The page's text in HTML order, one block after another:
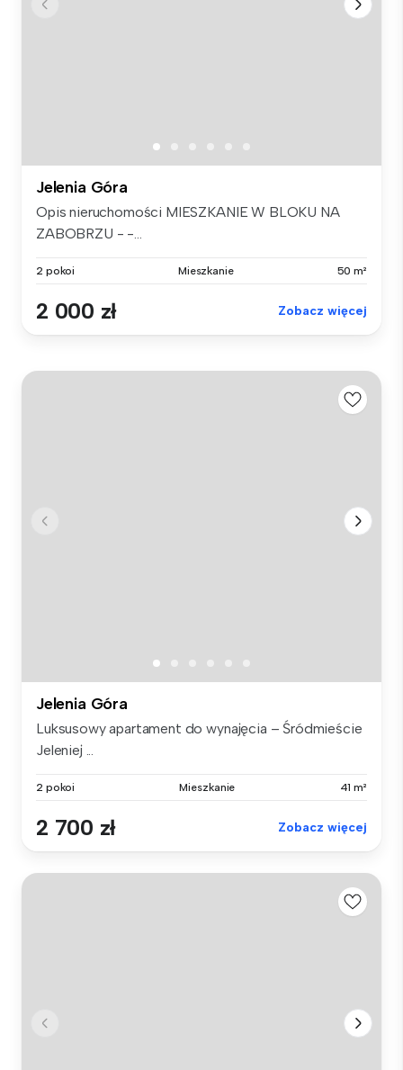
Jelenia Góra
Opis nieruchomości MIESZKANIE W BLOKU NA
ZABOBRZU - -...
2 pokoi Mieszkanie 50 m²
2 000 zł Zobacz więcej
Jelenia Góra
Luksusowy apartament do wynajęcia – Śródmieście
Jeleniej ...
2 pokoi Mieszkanie 41 m²
2 700 zł Zobacz więcej